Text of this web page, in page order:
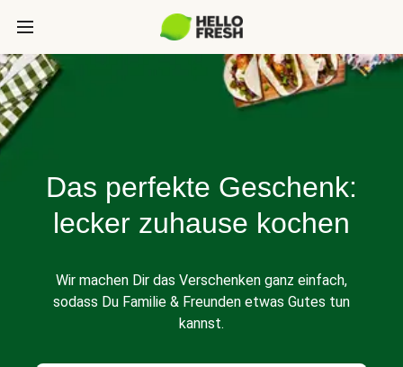
Das perfekte Geschenk:
lecker zuhause kochen
Wir machen Dir das Verschenken ganz einfach,
sodass Du Familie & Freunden etwas Gutes tun
kannst.